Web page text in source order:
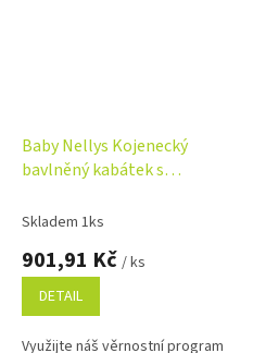
Baby Nellys Kojenecký
bavlněný kabátek s
Skladem 1ks
901,91 Kč / ks
DETAIL
Využijte náš věrnostní program